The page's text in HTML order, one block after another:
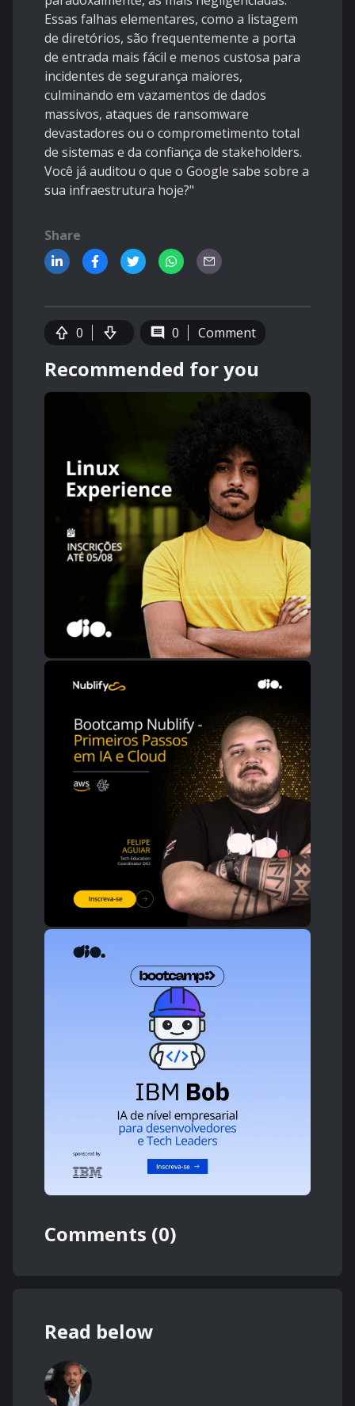
Essas falhas elementares, como a listagem
de diretórios, são frequentemente a porta
de entrada mais fácil e menos custosa para
incidentes de segurança maiores,
culminando em vazamentos de dados
massivos, ataques de ransomware
devastadores ou o comprometimento total
de sistemas e da confiança de stakeholders.
Você já auditou o que o Google sabe sobre a
sua infraestrutura hoje?"
Share
0 0 Comment
Recommended for you
Comments (0)
Read below